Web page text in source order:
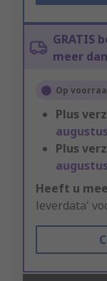
GRATIS
meer
Op
Plus
Plus
Heeft u
leverdata'